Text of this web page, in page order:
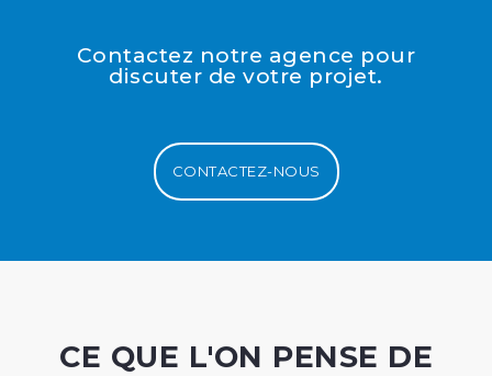
Contactez notre agence pour
discuter de votre projet.
CONTACTEZ-NOUS
CE QUE L'ON PENSE DE